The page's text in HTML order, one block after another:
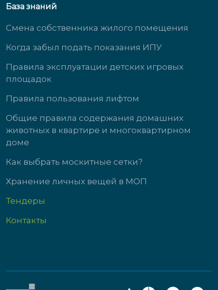
База знаний
Смена собственника жилого помещения
Когда забыл подать показания ИПУ
Правила эксплуатации детских игровых
площадок
Правила пользования лифтом
Общие правила содержания домашних
животных в квартире и многоквартирном
доме
Как выбрать москитные сетки?
Хранение личных вещей в МОП
Тендеры
Контакты